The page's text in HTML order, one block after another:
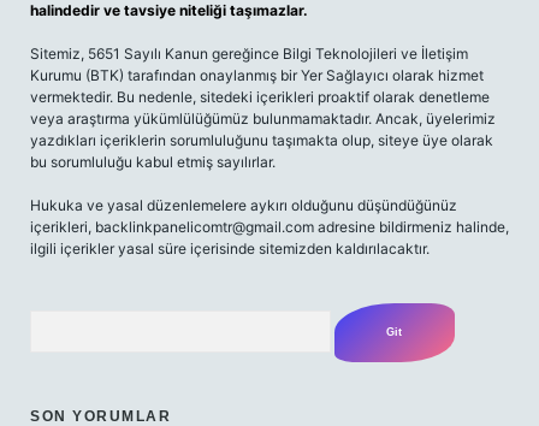
halindedir ve tavsiye niteliği taşımazlar.
Sitemiz, 5651 Sayılı Kanun gereğince Bilgi Teknolojileri ve İletişim
Kurumu (BTK) tarafından onaylanmış bir Yer Sağlayıcı olarak hizmet
vermektedir. Bu nedenle, sitedeki içerikleri proaktif olarak denetleme
veya araştırma yükümlülüğümüz bulunmamaktadır. Ancak, üyelerimiz
yazdıkları içeriklerin sorumluluğunu taşımakta olup, siteye üye olarak
bu sorumluluğu kabul etmiş sayılırlar.
Hukuka ve yasal düzenlemelere aykırı olduğunu düşündüğünüz
içerikleri, backlinkpanelicomtr@gmail.com adresine bildirmeniz halinde,
ilgili içerikler yasal süre içerisinde sitemizden kaldırılacaktır.
SON YORUMLAR